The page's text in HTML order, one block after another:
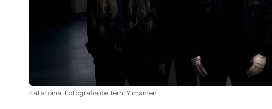
Katatonia. Fotografia de Terhi Ylimäinen.